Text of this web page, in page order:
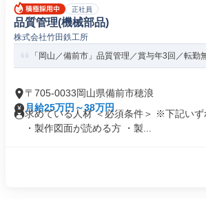
正社員
品質管理(機械部品)
株式会社竹田鉄工所
「岡山／備前市」品質管理／賞与年3回／転勤
〒705-0033岡山県備前市穂浪
月給25万円～38万円
求めている人材 ＜必須条件＞ ※下記い
・製作図面が読める方 ・製...